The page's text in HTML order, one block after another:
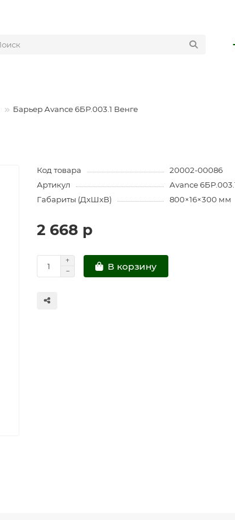
Барьер Avance 6БР.003.1 Венге
Код товара
20002-00086
Артикул
Avance
Габариты (ДхШхВ)
800×16×300 мм
2 668 р
В корзину